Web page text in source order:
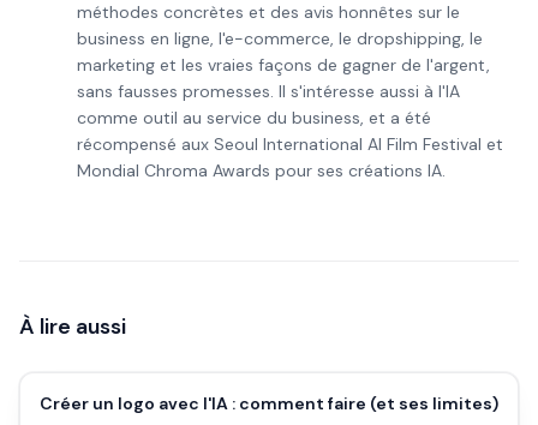
méthodes concrètes et des avis honnêtes sur le
business en ligne, l'e-commerce, le dropshipping, le
marketing et les vraies façons de gagner de l'argent,
sans fausses promesses. Il s'intéresse aussi à l'IA
comme outil au service du business, et a été
récompensé aux Seoul International AI Film Festival et
Mondial Chroma Awards pour ses créations IA.
À lire aussi
Créer un logo avec l'IA : comment faire (et ses limites)